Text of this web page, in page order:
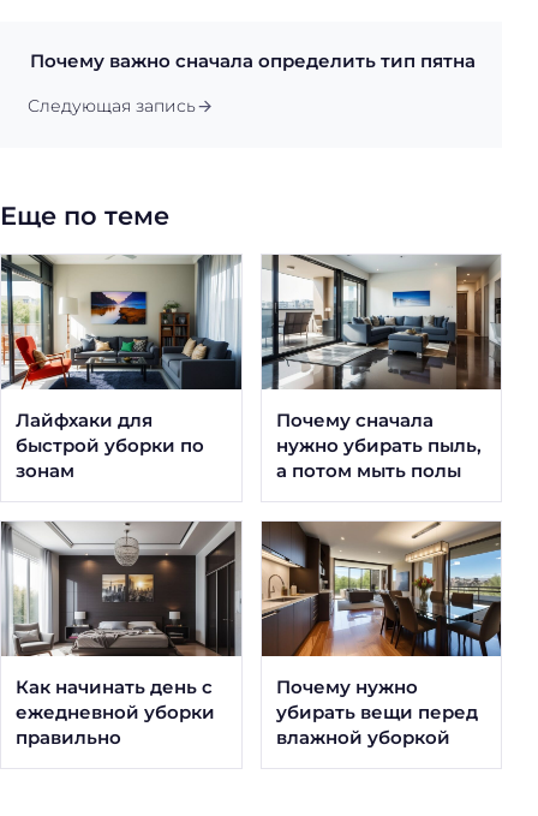
Почему важно сначала определить тип пятна
Следующая запись
Еще по теме
Лайфхаки для
быстрой уборки по
зонам
Почему сначала
нужно убирать пыль,
а потом мыть полы
Как начинать день с
ежедневной уборки
правильно
Почему нужно
убирать вещи перед
влажной уборкой